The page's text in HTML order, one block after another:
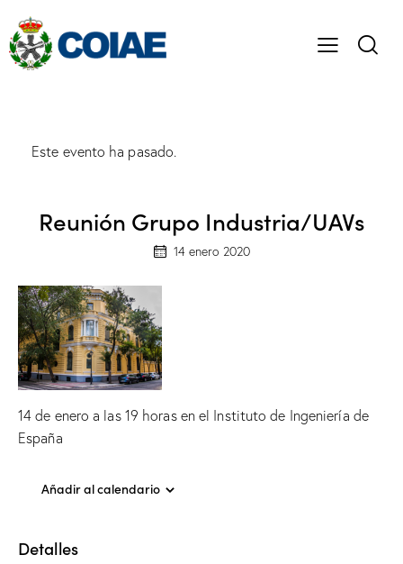
Este evento ha pasado.
Reunión Grupo Industria/UAVs
14 enero 2020
14 de enero a las 19 horas en el Instituto de Ingeniería de
España
Añadir al calendario
Detalles